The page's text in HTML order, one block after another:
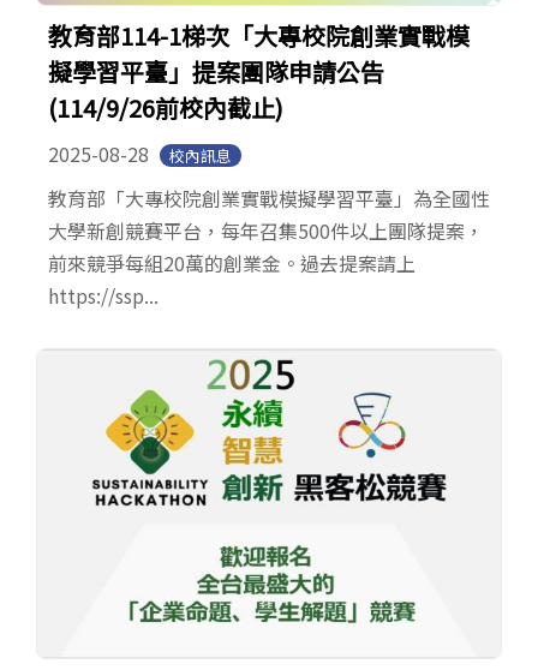
教育部114-1梯次「大專校院創業實戰模
擬學習平臺」提案團隊申請公告
(114/9/26前校內截止)
2025-08-28 校內訊息
教育部「大專校院創業實戰模擬學習平臺」為全國性
大學新創競賽平台，每年召集500件以上團隊提案，
前來競爭每組20萬的創業金。過去提案請上
https://ssp...